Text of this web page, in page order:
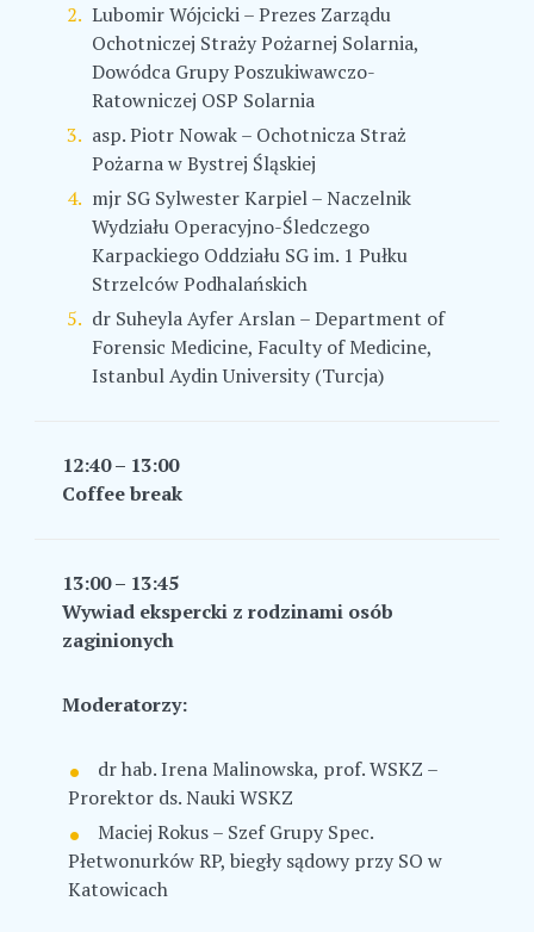
Lubomir Wójcicki – Prezes Zarządu
Ochotniczej Straży Pożarnej Solarnia,
Dowódca Grupy Poszukiwawczo-
Ratowniczej OSP Solarnia
asp. Piotr Nowak – Ochotnicza Straż
Pożarna w Bystrej Śląskiej
mjr SG Sylwester Karpiel – Naczelnik
Wydziału Operacyjno-Śledczego
Karpackiego Oddziału SG im. 1 Pułku
Strzelców Podhalańskich
dr Suheyla Ayfer Arslan – Department of
Forensic Medicine, Faculty of Medicine,
Istanbul Aydin University (Turcja)
12:40 – 13:00
Coffee break
13:00 – 13:45
Wywiad ekspercki z rodzinami osób
zaginionych
Moderatorzy:
dr hab. Irena Malinowska, prof. WSKZ –
Prorektor ds. Nauki WSKZ
Maciej Rokus – Szef Grupy Spec.
Płetwonurków RP, biegły sądowy przy SO w
Katowicach